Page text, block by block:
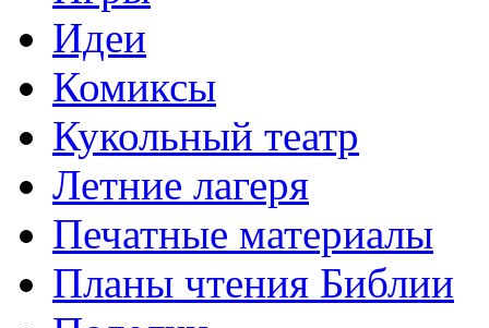
Идеи
Комиксы
Кукольный театр
Летние лагеря
Печатные материалы
Планы чтения Библии